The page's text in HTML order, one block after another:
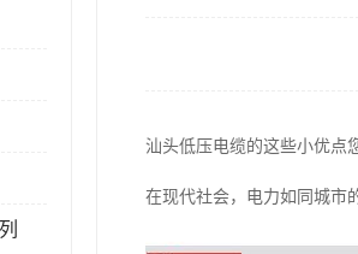
汕头低压电缆的这些小优点
在现代社会，电力如同城市